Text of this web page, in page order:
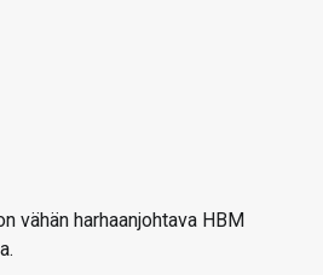
vähän harhaanjohtava HBM